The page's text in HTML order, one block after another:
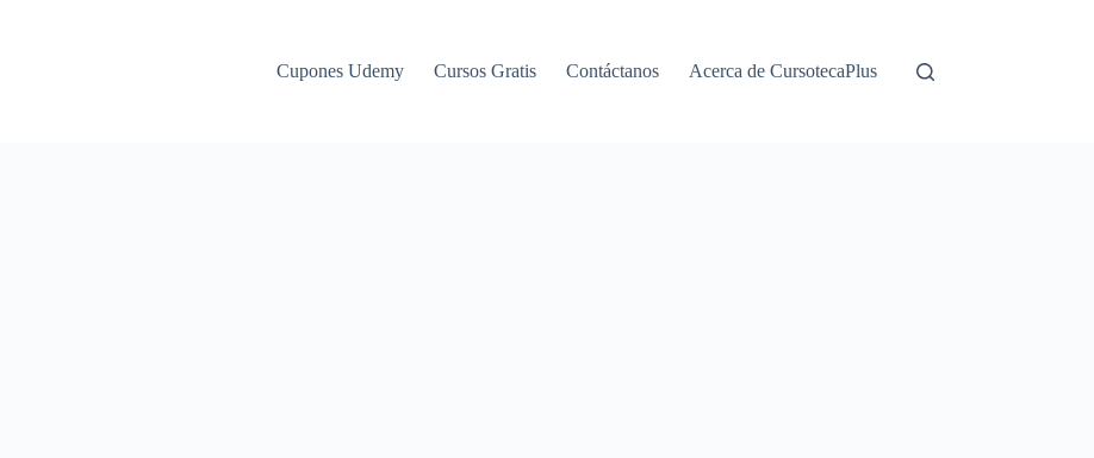
Cupones Udemy Cursos Gratis Contáctanos Acerca de CursotecaPlus